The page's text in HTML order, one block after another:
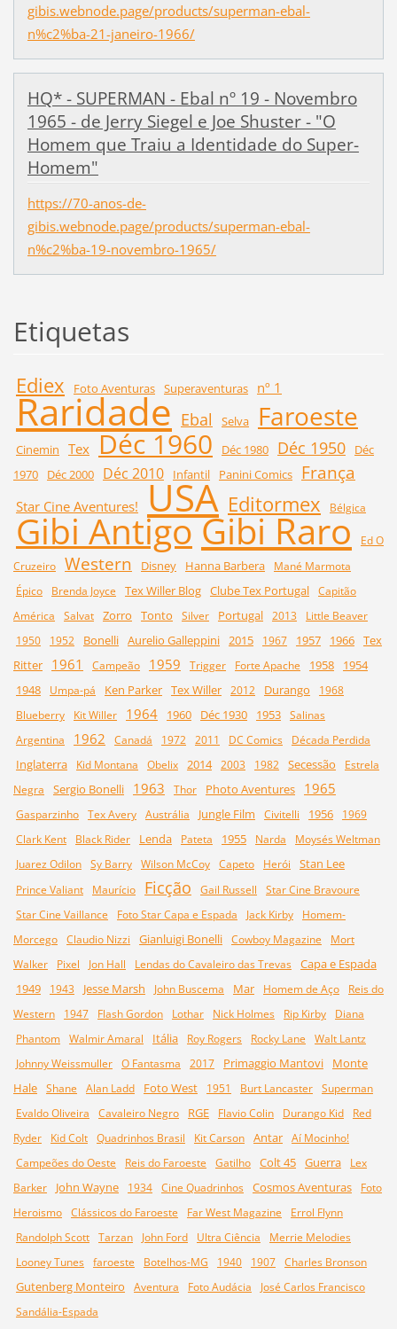
gibis.webnode.page/products/superman-ebal-
n%c2%ba-21-janeiro-1966/
HQ* - SUPERMAN - Ebal nº 19 - Novembro
1965 - de Jerry Siegel e Joe Shuster - "O
Homem que Traiu a Identidade do Super-
Homem"
https://70-anos-de-
gibis.webnode.page/products/superman-ebal-
n%c2%ba-19-novembro-1965/
Etiquetas
Ediex Foto Aventuras Superaventuras nº 1
Raridade Ebal Selva Faroeste
Cinemin Tex Déc 1960 Déc 1980 Déc 1950
Déc
1970
Déc 2000 Déc 2010 Infantil Panini Comics França
Star Cine Aventures! USA Editormex Bélgica
Gibi AntigoGibi Raro
Ed O
Cruzeiro Western Disney Hanna Barbera
Mané Marmota
Épico
Brenda Joyce Tex Willer Blog Clube Tex Portugal Capitão
América
Salvat Zorro Tonto Silver Portugal 2013
Little Beaver
1950
1952 Bonelli Aurelio Galleppini 2015 1967 1957 1966 Tex
Ritter
1961 Campeão 1959 Trigger Forte Apache 1958
1954
1948
Umpa-pá Ken Parker Tex Willer 2012 Durango
1968
Blueberry
Kit Willer 1964 1960 Déc 1930 1953 Salinas
Argentina
1962 Canadá 1972 2011 DC Comics Década Perdida
Inglaterra Kid Montana Obelix 2014 2003 1982 Secessão
Estrela
Negra
Sergio Bonelli 1963 Thor Photo Aventures 1965
Gasparzinho Tex Avery Austrália Jungle Film Civitelli 1956
1969
Clark Kent
Black Rider Lenda Pateta 1955 Narda
Moysés Weltman
Juarez Odilon Sy Barry Wilson McCoy Capeto Herói Stan Lee
Prince Valiant Maurício Ficção Gail Russell
Star Cine Bravoure
Star Cine Vaillance
Foto Star Capa e Espada Jack Kirby
Homem-
Morcego Claudio Nizzi Gianluigi Bonelli Cowboy Magazine
Mort
Walker
Pixel Jon Hall Lendas do Cavaleiro das Trevas Capa e Espada
1949
1943 Jesse Marsh John Buscema Mar Homem de Aço
Reis do
Western
1947 Flash Gordon Lothar Nick Holmes Rip Kirby
Diana
Phantom Walmir Amaral Itália Roy Rogers Rocky Lane
Walt Lantz
Johnny Weissmuller O Fantasma 2017 Primaggio Mantovi
Monte
Hale Shane Alan Ladd Foto West 1951 Burt Lancaster Superman
Evaldo Oliveira
Cavaleiro Negro RGE Flavio Colin Durango Kid
Red
Ryder
Kid Colt Quadrinhos Brasil Kit Carson Antar Aí Mocinho!
Campeões do Oeste
Reis do Faroeste Gatilho Colt 45 Guerra
Lex
Barker
John Wayne 1934 Cine Quadrinhos Cosmos Aventuras
Foto
Heroismo Clássicos do Faroeste Far West Magazine
Errol Flynn
Randolph Scott Tarzan John Ford Ultra Ciência
Merrie Melodies
Looney Tunes faroeste Botelhos-MG 1940 1907 Charles Bronson
Gutenberg Monteiro Aventura Foto Audácia
José Carlos Francisco
Sandália-Espada